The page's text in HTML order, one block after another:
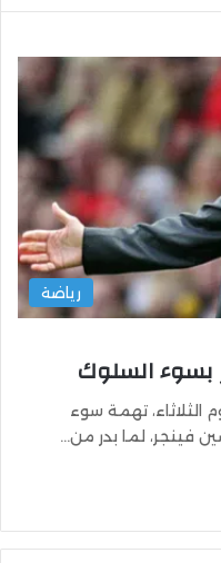
رياضة
بسوء السلوك
الثلاثاء، تهمة سوء
فينجر، لما بدر من…